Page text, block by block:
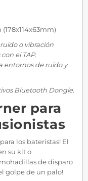
o vibración
el TAP.
entornos de ruido y
Bluetooth Dongle.
para
los bateristas! El
su kit o
de disparo
golpe de un palo!